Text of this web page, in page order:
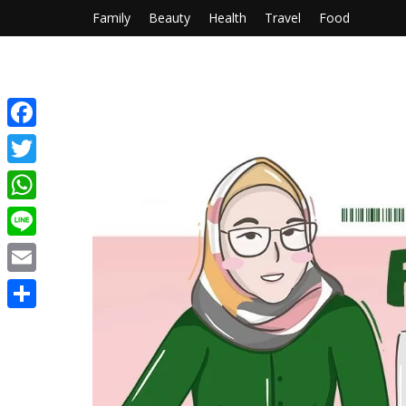
Family Beauty Health Travel Food
Facebook
Twitter
WhatsApp
Line
Email